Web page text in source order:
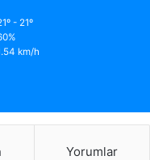
- 21º
km/h
Yorumlar